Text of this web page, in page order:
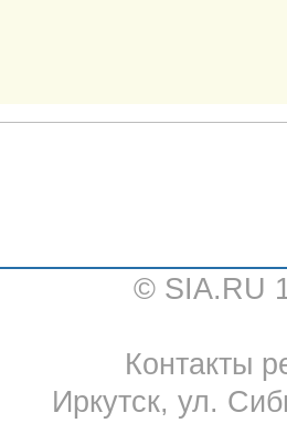
© SIA.RU
Контакты
Иркутск, ул.